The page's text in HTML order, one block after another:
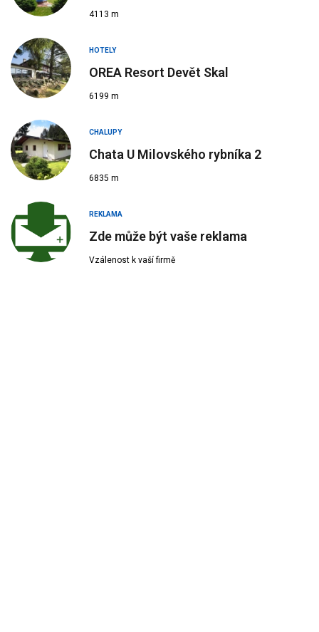
4113 m
HOTELY
OREA Resort Devět Skal
6199 m
CHALUPY
Chata U Milovského rybníka 2
6835 m
REKLAMA
Zde může být vaše reklama
Vzálenost k vaší firmě